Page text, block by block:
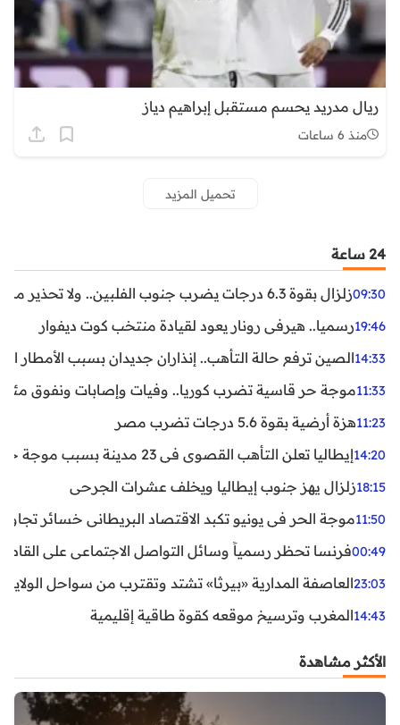
ريال مدريد يحسم مستقبل إبراهيم دياز
منذ 6 ساعات
تحميل المزيد
24 ساعة
09:30زلزال بقوة 6.3 درجات يضرب جنوب الفلبين.. ولا تحذير من تسونامي حتى الآن
19:46رسميا.. هيرفي رونار يعود لقيادة منتخب كوت ديفوار
14:33الصين ترفع حالة التأهب.. إنذاران جديدان بسبب الأمطار
11:33موجة حر قاسية تضرب كوريا.. وفيات وإصابات ونفوق مئات
11:23هزة أرضية بقوة 5.6 درجات تضرب مصر
14:20إيطاليا تعلن التأهب القصوى في 23 مدينة بسبب موجة حر شديدة
18:15زلزال يهز جنوب إيطاليا ويخلف عشرات الجرحى
11:50موجة الحر في يونيو تكبد الاقتصاد البريطاني خسائر تجاوزت 1.5 مليار
00:49فرنسا تحظر رسمياً وسائل التواصل الاجتماعي على القاصرين
23:03العاصفة المدارية «بيرثا» تشتد وتقترب من سواحل
14:43المغرب وترسيخ موقعه كقوة طاقية إقليمية
الأكثر مشاهدة